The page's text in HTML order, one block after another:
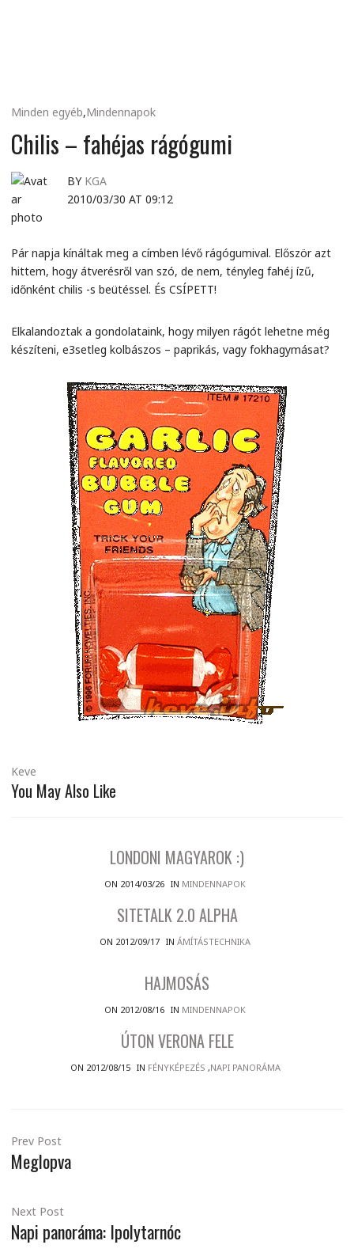
Minden egyéb,Mindennapok
Chilis – fahéjas rágógumi
BY KGA
2010/03/30 AT 09:12
Pár napja kínáltak meg a címben lévő rágógumival. Először azt
hittem, hogy átverésről van szó, de nem, tényleg fahéj ízű,
időnként chilis -s beütéssel. És CSÍPETT!
Elkalandoztak a gondolataink, hogy milyen rágót lehetne még
készíteni, e3setleg kolbászos – paprikás, vagy fokhagymásat?
Keve
You May Also Like
LONDONI MAGYAROK :)
ON 2014/03/26 IN MINDENNAPOK
SITETALK 2.0 ALPHA
ON 2012/09/17 IN ÁMÍTÁSTECHNIKA
HAJMOSÁS
ON 2012/08/16 IN MINDENNAPOK
ÚTON VERONA FELE
ON 2012/08/15 IN FÉNYKÉPEZÉS ,NAPI PANORÁMA
Prev Post
Meglopva
Next Post
Napi panoráma: Ipolytarnóc